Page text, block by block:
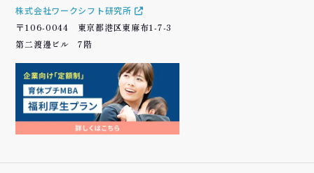
株式会社ワークシフト研究所
〒106-0044 東京都港区東麻布1-7-3
第二渡邊ビル 7階